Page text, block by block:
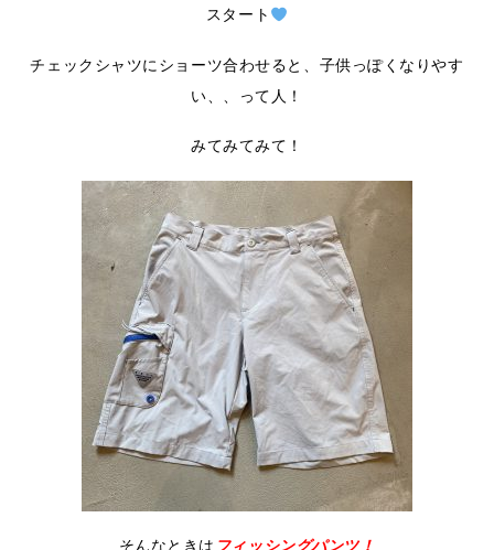
スタート
チェックシャツにショーツ合わせると、子供っぽくなりやす
い、、って人！
みてみてみて！
そんなときは フィッシングパンツ！